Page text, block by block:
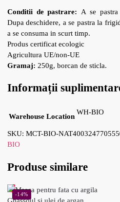
Conditii de pastrare: A se
Dupa deschidere, a se pastra la
a se consuma in scurt timp.
Produs certificat ecologic
Agricultura UE/non-UE
Gramaj: 250g, borcan de sticla.
Informații
Warehouse Location
WH-BIO
SKU: MCT-BIO-
BIO
Produse similare
-14%